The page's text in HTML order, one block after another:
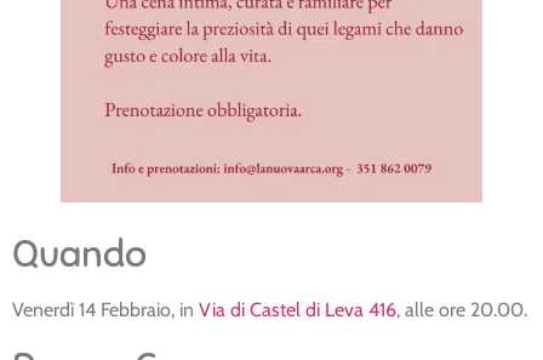
Quando
Venerdì 14 Febbraio, in Via di Castel di Leva 416, alle ore 20.00.